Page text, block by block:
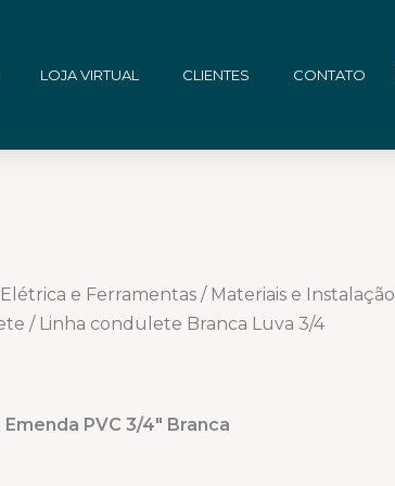
LOJA VIRTUAL CLIENTES CONTATO
Elétrica e Ferramentas / Materiais e Instalação
/ Linha condulete Branca Luva 3/4
Emenda PVC 3/4″ Branca